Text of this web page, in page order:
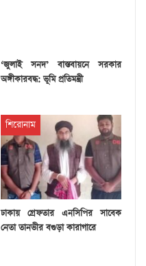
‘জুলাই সনদ’ বাস্তবায়নে সরকার
অঙ্গীকারবদ্ধ: ভূমি প্রতিমন্ত্রী
শিরোনাম
ঢাকায় গ্রেফতার এনসিপির সাবেক
নেতা তানভীর বগুড়া কারাগারে